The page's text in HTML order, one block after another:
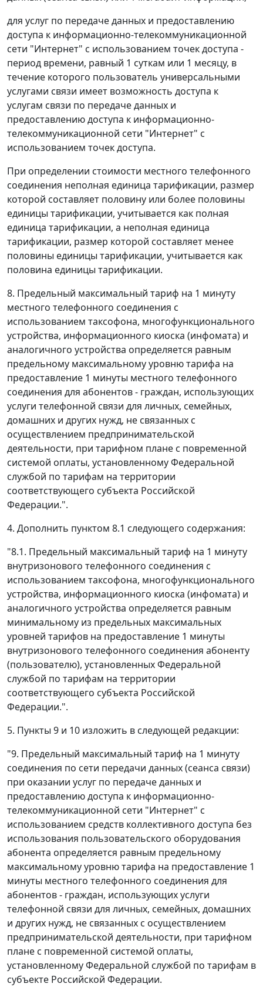
для услуг по передаче данных и предоставлению
доступа к информационно-телекоммуникационной
сети "Интернет" с использованием точек доступа -
период времени, равный 1 суткам или 1 месяцу, в
течение которого пользователь универсальными
услугами связи имеет возможность доступа к
услугам связи по передаче данных и
предоставлению доступа к информационно-
телекоммуникационной сети "Интернет" с
использованием точек доступа.
При определении стоимости местного телефонного
соединения неполная единица тарификации, размер
которой составляет половину или более половины
единицы тарификации, учитывается как полная
единица тарификации, а неполная единица
тарификации, размер которой составляет менее
половины единицы тарификации, учитывается как
половина единицы тарификации.
8. Предельный максимальный тариф на 1 минуту
местного телефонного соединения с
использованием таксофона, многофункционального
устройства, информационного киоска (инфомата) и
аналогичного устройства определяется равным
предельному максимальному уровню тарифа на
предоставление 1 минуты местного телефонного
соединения для абонентов - граждан, использующих
услуги телефонной связи для личных, семейных,
домашних и других нужд, не связанных с
осуществлением предпринимательской
деятельности, при тарифном плане с повременной
системой оплаты, установленному Федеральной
службой по тарифам на территории
соответствующего субъекта Российской
Федерации.".
4. Дополнить пунктом 8.1 следующего содержания:
"8.1. Предельный максимальный тариф на 1 минуту
внутризонового телефонного соединения с
использованием таксофона, многофункционального
устройства, информационного киоска (инфомата) и
аналогичного устройства определяется равным
минимальному из предельных максимальных
уровней тарифов на предоставление 1 минуты
внутризонового телефонного соединения абоненту
(пользователю), установленных Федеральной
службой по тарифам на территории
соответствующего субъекта Российской
Федерации.".
5. Пункты 9 и 10 изложить в следующей редакции:
"9. Предельный максимальный тариф на 1 минуту
соединения по сети передачи данных (сеанса связи)
при оказании услуг по передаче данных и
предоставлению доступа к информационно-
телекоммуникационной сети "Интернет" с
использованием средств коллективного доступа без
использования пользовательского оборудования
абонента определяется равным предельному
максимальному уровню тарифа на предоставление 1
минуты местного телефонного соединения для
абонентов - граждан, использующих услуги
телефонной связи для личных, семейных, домашних
и других нужд, не связанных с осуществлением
предпринимательской деятельности, при тарифном
плане с повременной системой оплаты,
установленному Федеральной службой по тарифам в
субъекте Российской Федерации.